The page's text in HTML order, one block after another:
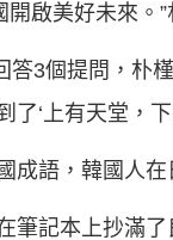
啟美好未來。”
3個提問，朴
‘上有天堂，下
成語，韓國人
筆記本上抄滿